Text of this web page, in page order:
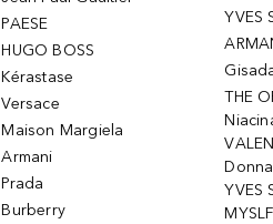
PAESE
HUGO BOSS
Kérastase
Versace
Maison Margiela
Armani
Prada
Burberry
YVES
THE
Donna
YVES
MYSLF